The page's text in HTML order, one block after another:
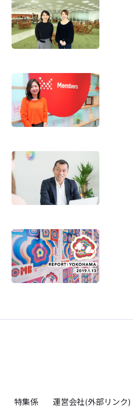
特集係 運営会社(外部リンク)